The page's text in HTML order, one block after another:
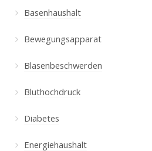
Basenhaushalt
Bewegungsapparat
Blasenbeschwerden
Bluthochdruck
Diabetes
Energiehaushalt